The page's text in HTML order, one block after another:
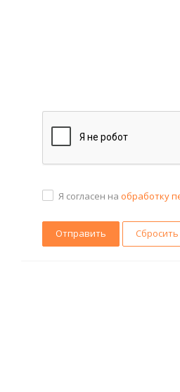
Я согласен на обработку
Сбросить